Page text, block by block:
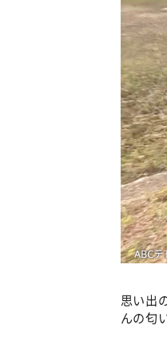
思い出
んの匂